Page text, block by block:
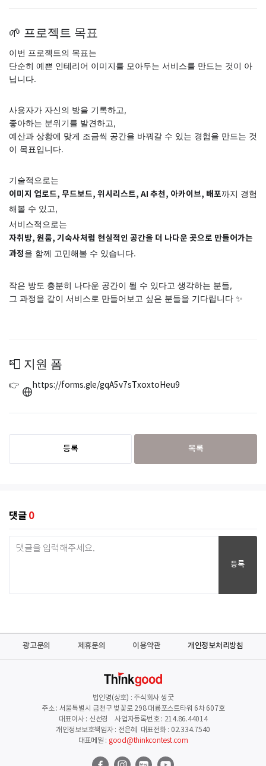
🌱 프로젝트 목표
이번 프로젝트의 목표는
단순히 예쁜 인테리어 이미지를 모아두는 서비스를 만드는 것이 아
닙니다.
사용자가 자신의 방을 기록하고,
좋아하는 분위기를 발견하고,
예산과 상황에 맞게 조금씩 공간을 바꿔갈 수 있는 경험을 만드는 것
이 목표입니다.
기술적으로는
이미지 업로드, 무드보드, 위시리스트, AI 추천, 아카이브, 배포까지 경험
해볼 수 있고,
서비스적으로는
자취방, 원룸, 기숙사처럼 현실적인 공간을 더 나다운 곳으로 만들어가는
과정을 함께 고민해볼 수 있습니다.
작은 방도 충분히 나다운 공간이 될 수 있다고 생각하는 분들,
그 과정을 같이 서비스로 만들어보고 싶은 분들을 기다립니다 ✨
📮 지원 폼
👉 https://forms.gle/gqA5v7sTxoxtoHeu9
등록 목록
댓글 0
등록
광고문의 제휴문의 이용약관 개인정보처리방침
법인명(상호) : 주식회사 씽굿
주소 : 서울특별시 금천구 벚꽃로 298 대륭포스트타워 6차 607호
대표이사 : 신선경 사업자등록번호 : 214.86.44014
개인정보보호책임자 : 전은혜 대표전화 : 02.334.7540
대표메일 : good@thinkcontest.com